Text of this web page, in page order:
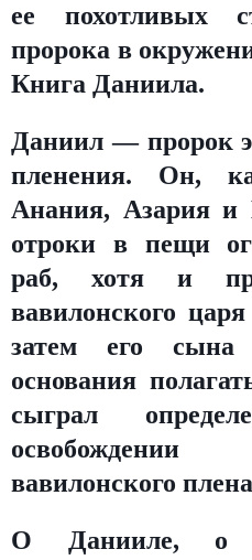
ее похотливых
пророка в
Книга Даниила.
Даниил — пророк
пленения. Он,
Анания, Азария
отроки в пещи
раб, хотя и
вавилонского
затем его сына
основания
сыграл
вавилонского
О Данииле, о